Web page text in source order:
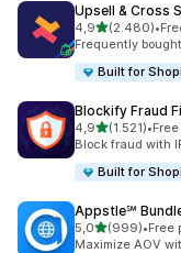
Upsell & Cross
4,95 yıldız
(2.480)
toplam 2480 •
Frequently
Built for
Blockify Fraud
4,95 yıldız
(1.521)
toplam 1521•
Block fraud with
Built for
Appstle℠
5,05 yıldız
(999)
toplam 999•Free
Maximize AOV